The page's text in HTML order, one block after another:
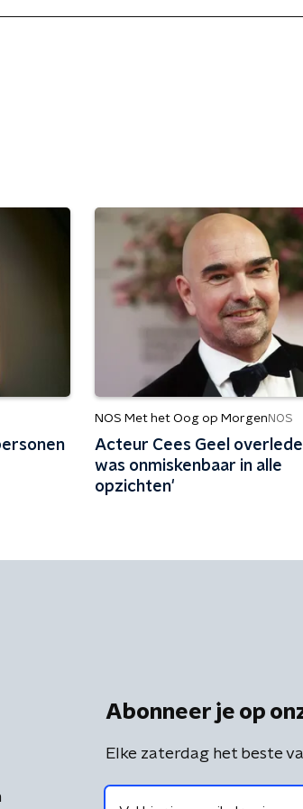
NOS Met het Oog op Morgen NOS
Acteur Cees Geel
was onmiskenbaar in alle
opzichten'
Abonneer je op
Elke zaterdag het beste